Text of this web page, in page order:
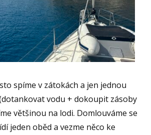
spíme v zátokách a jen jednou
vodu + dokoupit zásoby
většinou na lodi. Domlouváme se
jeden oběd a vezme něco ke